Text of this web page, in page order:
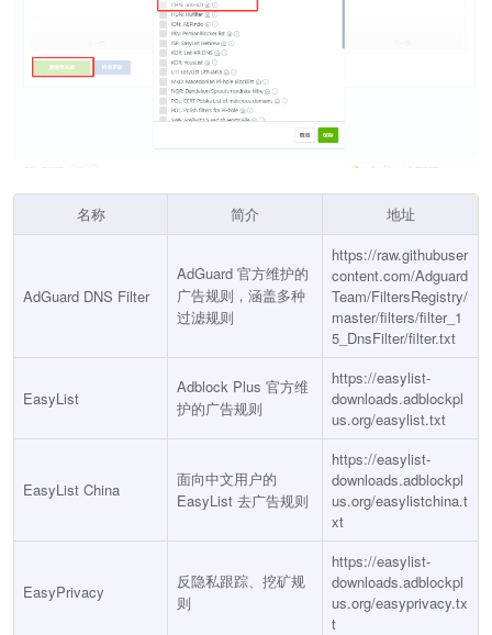
名称 简介 地址
AdGuard DNS Filter
AdGuard 官方维护的
广告规则，涵盖多种
过滤规则
https://raw.githubuser
content.com/Adguard
Team/FiltersRegistry/
master/filters/filter_1
5_DnsFilter/filter.txt
EasyList
Adblock Plus 官方维
护的广告规则
https://easylist-
downloads.adblockpl
us.org/easylist.txt
EasyList China
面向中文用户的
EasyList 去广告规则
https://easylist-
downloads.adblockpl
us.org/easylistchina.t
xt
EasyPrivacy
反隐私跟踪、挖矿规
则
https://easylist-
downloads.adblockpl
us.org/easyprivacy.tx
t